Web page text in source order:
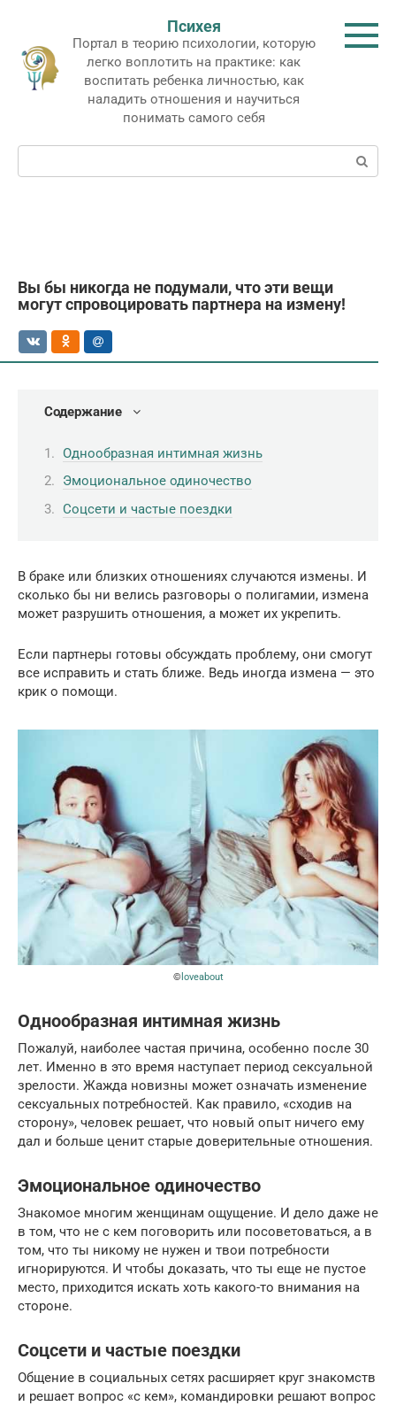
контенту
Психея
Портал в теорию психологии, которую
легко воплотить на практике: как
воспитать ребенка личностью, как
наладить отношения и научиться
понимать самого себя
Поиск:
Вы бы никогда не подумали, что эти вещи
могут спровоцировать партнера на измену!
Содержание
Однообразная интимная жизнь
Эмоциональное одиночество
Соцсети и частые поездки
В браке или близких отношениях случаются измены. И
сколько бы ни велись разговоры о полигамии, измена
может разрушить отношения, а может их укрепить.
Если партнеры готовы обсуждать проблему, они смогут
все исправить и стать ближе. Ведь иногда измена — это
крик о помощи.
© loveabout
Однообразная интимная жизнь
Пожалуй, наиболее частая причина, особенно после 30
лет. Именно в это время наступает период сексуальной
зрелости. Жажда новизны может означать изменение
сексуальных потребностей. Как правило, «сходив на
сторону», человек решает, что новый опыт ничего ему
дал и больше ценит старые доверительные отношения.
Эмоциональное одиночество
Знакомое многим женщинам ощущение. И дело даже не
в том, что не с кем поговорить или посоветоваться, а в
том, что ты никому не нужен и твои потребности
игнорируются. И чтобы доказать, что ты еще не пустое
место, приходится искать хоть какого-то внимания на
стороне.
Соцсети и частые поездки
Общение в социальных сетях расширяет круг знакомств
и решает вопрос «с кем», командировки решают вопрос